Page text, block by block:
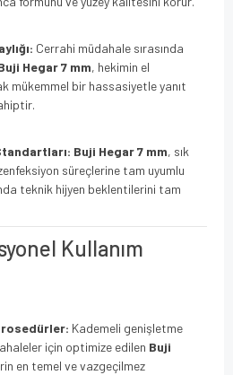
Cerrahi müdahale sırasında
Hegar 7 mm, hekimin el
mükemmel bir hassasiyetle yanıt
Buji Hegar 7 mm, sık
süreçlerine tam uyumlu
teknik hijyen beklentilerini tam
Kullanım
Kademeli genişletme
için optimize edilen Buji
en temel ve vazgeçilmez